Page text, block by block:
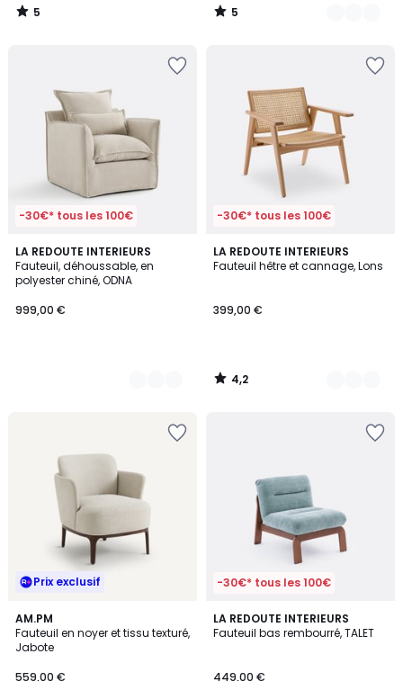
5
/
5
/
-30€* tous les 100€
LA REDOUTE INTERIEURS
Fauteuil, déhoussable, en
polyester chiné, ODNA
999,00 €
9
Couleurs
-30€* tous les 100€
LA REDOUTE INTERIEURS
Fauteuil hêtre et cannage, Lons
399,00 €
4,2
/ 5
2
Couleurs
4,2
/
Prix exclusif
AM.PM
Fauteuil en noyer et tissu texturé,
Jabote
559,00 €
4,4
/ 5
-30€* tous les 100€
LA REDOUTE INTERIEURS
Fauteuil bas rembourré, TALET
449,00 €
5
/